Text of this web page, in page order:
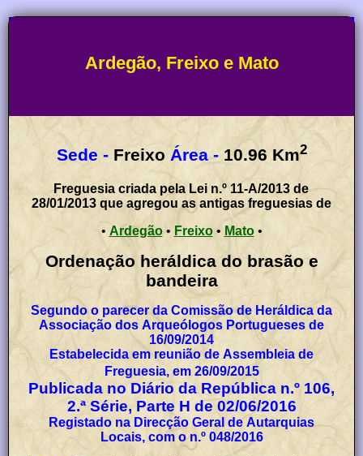
Ardegão, Freixo e Mato
Sede - Freixo Área - 10.96 Km2
Freguesia criada pela Lei n.º 11-A/2013 de
28/01/2013 que agregou as antigas freguesias de
• Ardegão• Freixo• Mato•
Ordenação heráldica do brasão e
bandeira
Segundo o parecer da Comissão de Heráldica da
Associação dos Arqueólogos Portugueses de
16/09/2014
Estabelecida em reunião de Assembleia de
Freguesia, em 26/09/2015
Publicada no Diário da República n.º 106,
2.ª Série, Parte H de 02/06/2016
Registado na Direcção Geral de Autarquias
Locais, com o n.º 048/2016